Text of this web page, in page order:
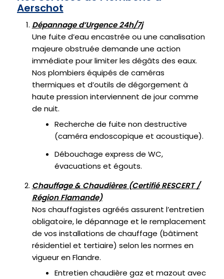
Aerschot
Dépannage d’Urgence 24h/7j
Une fuite d’eau encastrée ou une canalisation
majeure obstruée demande une action
immédiate pour limiter les dégâts des eaux.
Nos plombiers équipés de caméras
thermiques et d’outils de dégorgement à
haute pression interviennent de jour comme
de nuit.
Recherche de fuite non destructive
(caméra endoscopique et acoustique).
Débouchage express de WC,
évacuations et égouts.
Chauffage & Chaudières (Certifié RESCERT /
Région Flamande)
Nos chauffagistes agréés assurent l’entretien
obligatoire, le dépannage et le remplacement
de vos installations de chauffage (bâtiment
résidentiel et tertiaire) selon les normes en
vigueur en Flandre.
Entretien chaudière gaz et mazout avec